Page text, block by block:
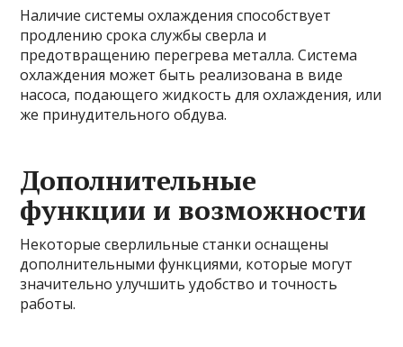
Наличие системы охлаждения способствует
продлению срока службы сверла и
предотвращению перегрева металла. Система
охлаждения может быть реализована в виде
насоса, подающего жидкость для охлаждения, или
же принудительного обдува.
Дополнительные
функции и возможности
Некоторые сверлильные станки оснащены
дополнительными функциями, которые могут
значительно улучшить удобство и точность
работы.